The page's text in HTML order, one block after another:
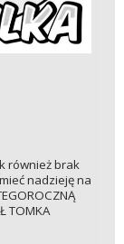
również brak
nadzieję na
TOMKA